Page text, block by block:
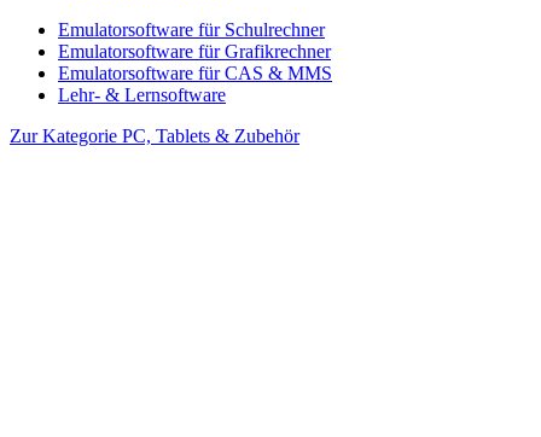
Emulatorsoftware für Schulrechner
Emulatorsoftware für Grafikrechner
Emulatorsoftware für CAS & MMS
Lehr- & Lernsoftware
Zur Kategorie PC, Tablets & Zubehör